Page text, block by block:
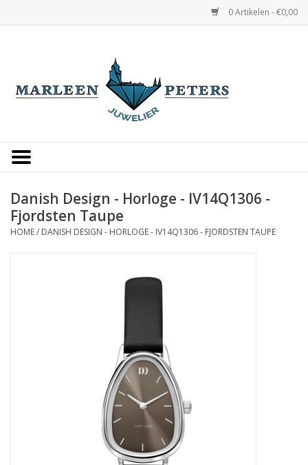
0 Artikelen - €0,00
Occasions
Cadeaukaarten
Danish Design - Horloge - IV14Q1306 -
Fjordsten Taupe
HOME/ DANISH DESIGN - HORLOGE - IV14Q1306 - FJORDSTEN TAUPE